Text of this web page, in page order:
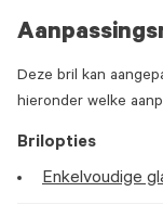
Deze bril kan
hieronder welke
Brilopties
Enkelvoudige